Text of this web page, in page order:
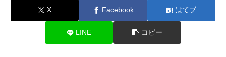
X Facebook はてブ
LINE コピー